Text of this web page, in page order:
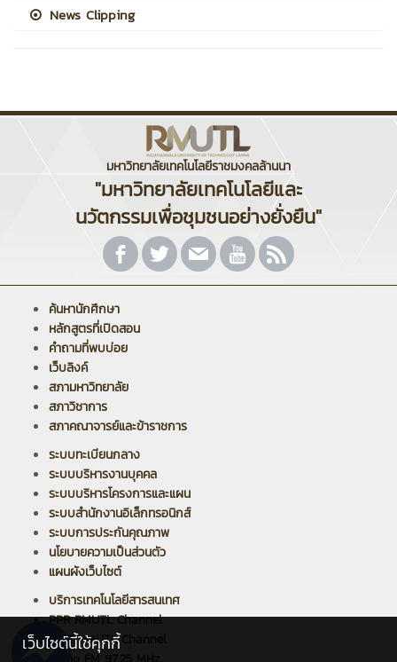
News Clipping
มหาวิทยาลัยเทคโนโลยีราชมงคลล้านนา
"มหาวิทยาลัยเทคโนโลยีและ
นวัตกรรมเพื่อชุมชนอย่างยั่งยืน"
ค้นหานักศึกษา
หลักสูตรที่เปิดสอน
คำถามที่พบบ่อย
เว็บลิงค์
สภามหาวิทยาลัย
สภาวิชาการ
สภาคณาจารย์และข้าราชการ
ระบบทะเบียนกลาง
ระบบบริหารงานบุคคล
ระบบบริหารโครงการและแผน
ระบบสำนักงานอิเล็กทรอนิกส์
ระบบการประกันคุณภาพ
นโยบายความเป็นส่วนตัว
แผนผังเว็บไซต์
บริการเทคโนโลยีสารสนเทศ
PPR RMUTL Channel
ARIT RMUTL Channel
เว็บไซต์นี้ใช้คุกกี้